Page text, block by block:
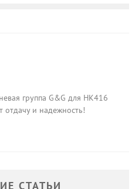
группа G&G для HK416
отдачу и надежность!
СТАТЬИ